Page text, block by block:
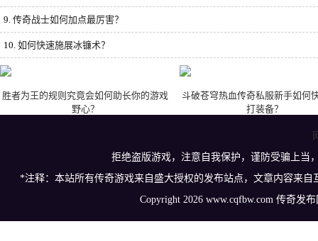
9. 传奇战士如何加点最厉害？
10. 如何快速施展冰镰术？
胜者为王的规则究竟会如何助长你的游戏
野心？
斗破苍穹热血传奇私服新手如何
打装备？
拒绝盗版游戏，注意自我保护，谨防受骗上当
*注释：本站所有传奇游戏来自盛大授权的发布站点，文章内容来
Copyright 2026 www.cqfbw.com 传奇发